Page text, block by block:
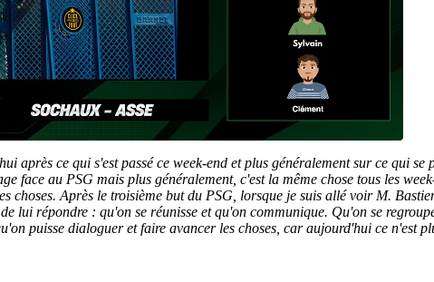
après ce qui s'est passé ce week-end et plus généralement sur ce qui se
au PSG mais plus généralement, c'est la même chose tous les
Après le troisième but du PSG, lorsque je suis allé voir M.
répondre : qu'on se réunisse et qu'on communique. Qu'on se
puisse dialoguer et faire avancer les choses, car aujourd'hui ce n'est